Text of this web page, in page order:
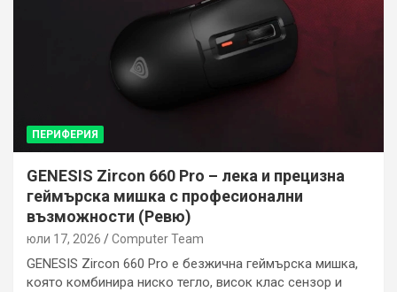
ПЕРИФЕРИЯ
GENESIS Zircon 660 Pro – лека и прецизна
геймърска мишка с професионални
възможности (Ревю)
юли 17, 2026 Computer Team
GENESIS Zircon 660 Pro е безжична геймърска мишка,
която комбинира ниско тегло, висок клас сензор и